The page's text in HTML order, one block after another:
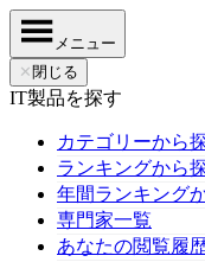
メニュー
✕ 閉じる
IT製品を探す
カテゴリーから
ランキングから
年間ランキング
専門家一覧
あなたの閲覧履